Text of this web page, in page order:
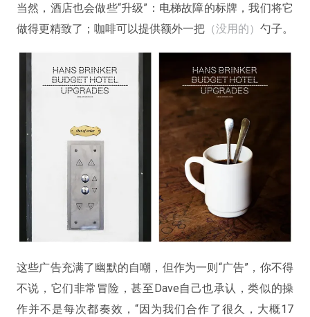
当然，酒店也会做些“升级”：电梯故障的标牌，我们将它
做得更精致了；咖啡可以提供额外一把（没用的） 勺子。
这些广告充满了幽默的自嘲，但作为一则“广告”，你不得
不说，它们非常冒险，甚至Dave自己也承认，类似的操
作并不是每次都奏效，“因为我们合作了很久，大概17